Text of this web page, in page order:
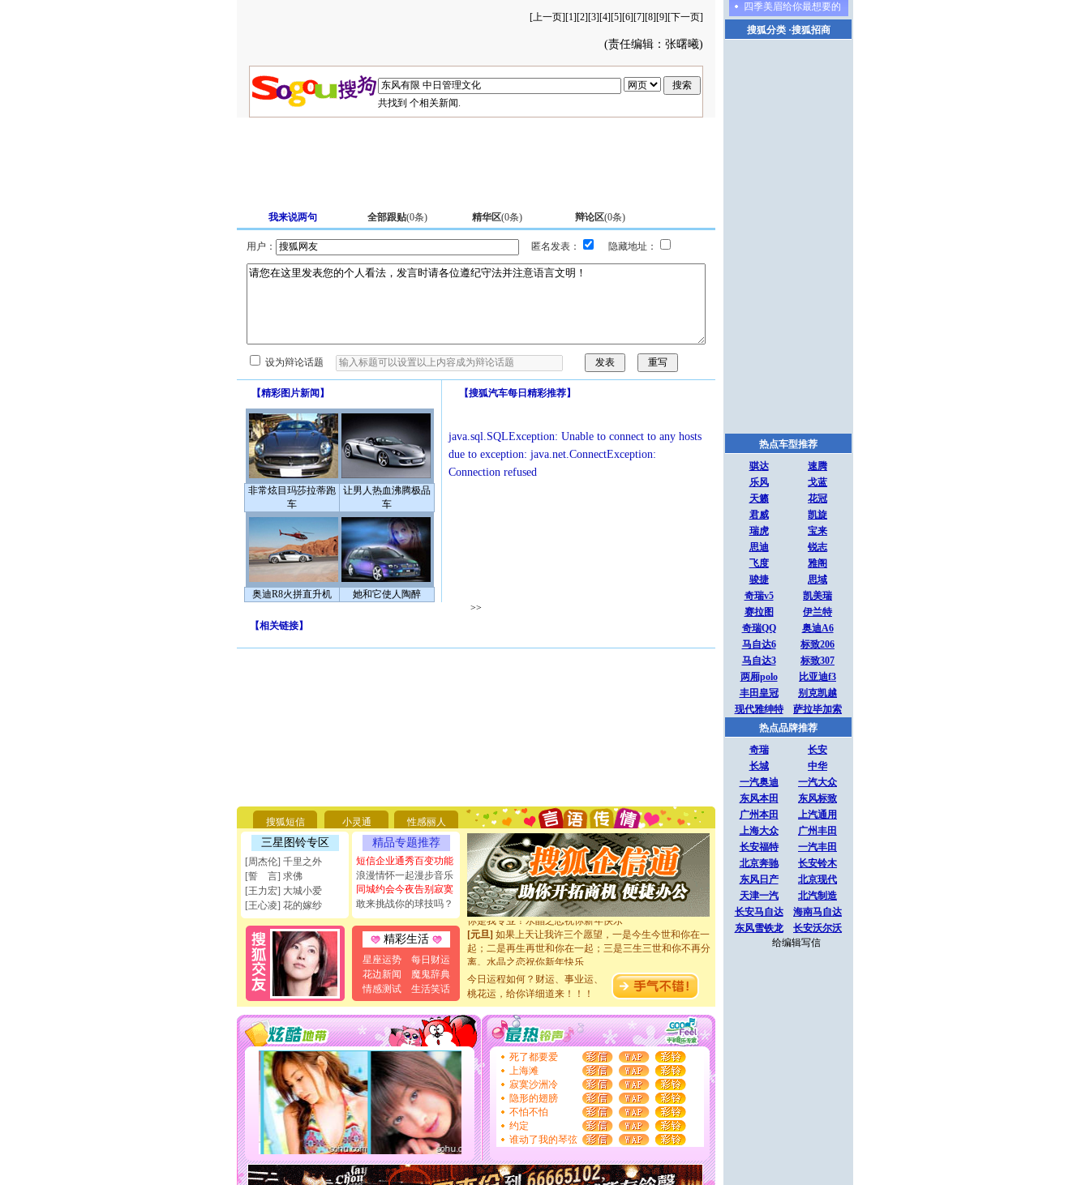
[上一页][1][2][3][4][5][6][7][8][9][下一页]
(责任编辑：张曙曦)
共找到 个相关新闻.
我来说两句 全部跟贴(0条) 精华区(0条) 辩论区(0条)
用户： 匿名发表： 隐藏地址：
设为辩论话题
【精彩图片新闻 】
非常炫目玛莎拉蒂跑
车
让男人热血沸腾极品
车
奥迪R8火拼直升机 她和它使人陶醉
【搜狐汽车每日精彩推荐】
java.sql.SQLException: Unable to connect to any hosts
due to exception: java.net.ConnectException:
Connection refused
>>
【相关链接】
搜狐短信 小灵通 性感丽人
三星图铃专区
[周杰伦] 千里之外
[誓 言] 求佛
[王力宏] 大城小爱
[王心凌] 花的嫁纱
精品专题推荐
短信企业通秀百变功能
浪漫情怀一起漫步音乐
同城约会今夜告别寂寞
敢来挑战你的球技吗？
精彩生活
星座运势
每日财运
花边新闻
魔鬼辞典
情感测试
生活笑话
[圣诞节]
不只这样的日子才会想起你,而是这样的日子才
能正大光明地骚扰你,告诉你,圣诞要快乐!新年要快乐!天
天都要快乐噢!
[圣诞节]奉上一颗祝福的心,在这个特别的日子里,愿幸福,
如意,快乐,鲜花,一切美好的祝愿与你同在.圣诞快乐!
[元旦]看到你我会触电；看不到你我要充电；没有你我会
断电。爱你是我职业，想你是我事业，抱你是我特长，吻
你是我专业！水晶之恋祝你新年快乐
[元旦]如果上天让我许三个愿望，一是今生今世和你在一
起；二是再生再世和你在一起；三是三生三世和你不再分
离。水晶之恋祝你新年快乐
[元旦]当我狠下心扭头离去那一刻，你在我身后无助地哭
泣，这痛楚让我明白我多么爱你。我转身抱住你：这猪不
卖了。水晶之恋祝你新年快乐。
[春节]风柔雨润好月圆，半岛铁盒伴身边，每日尽显开心
颜！冬去春来似水如烟，劳碌人生需尽欢！听一曲轻歌，
道一声平安！新年吉祥万事如愿
[春节]传说薰衣草有四片叶子：第一片叶子是信仰，第二
片叶子是希望，第三片叶子是爱情，第四片叶子是幸运。
送你一棵薰衣草，愿你新年快乐！
[圣诞节]
圣诞节到了，想想没什么送给你的，又不打算给
你太多，只有给你五千万：千万快乐！千万要健康！千万
要平安！千万要知足！千万不要忘记我！
[圣诞节]
不只这样的日子才会想起你,而是这样的日子才
能正大光明地骚扰你,告诉你,圣诞要快乐!新年要快乐!天
天都要快乐噢!
[圣诞节]奉上一颗祝福的心,在这个特别的日子里,愿幸福,
今日运程如何？财运、事业运、
桃花运，给你详细道来！！！
死了都要爱
上海滩
寂寞沙洲冷
隐形的翅膀
不怕不怕
约定
谁动了我的琴弦
四季美眉给你最想要的
搜狐分类·搜狐招商
热点车型推荐
骐达
速腾
乐风
戈蓝
天籁
花冠
君威
凯旋
瑞虎
宝来
思迪
锐志
飞度
雅阁
骏捷
思域
奇瑞v5
凯美瑞
赛拉图
伊兰特
奇瑞QQ
奥迪A6
马自达6
标致206
马自达3
标致307
两厢polo
比亚迪f3
丰田皇冠
别克凯越
现代雅绅特
萨拉毕加索
热点品牌推荐
奇瑞
长安
长城
中华
一汽奥迪
一汽大众
东风本田
东风标致
广州本田
上汽通用
上海大众
广州丰田
长安福特
一汽丰田
北京奔驰
长安铃木
东风日产
北京现代
天津一汽
北汽制造
长安马自达
海南马自达
东风雪铁龙
长安沃尔沃
给编辑写信